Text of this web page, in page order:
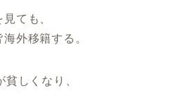
ても、
外移籍する。
しくなり、